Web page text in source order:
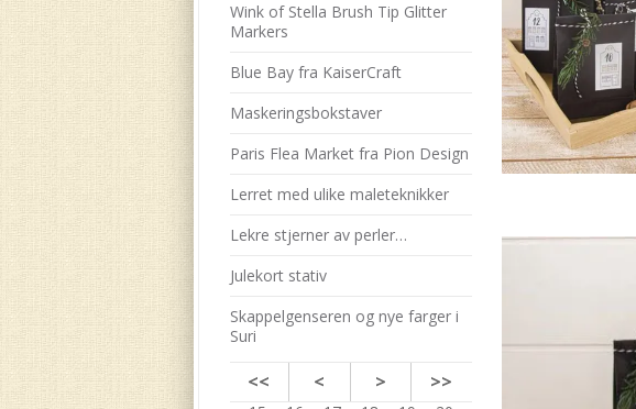
Wink of Stella Brush Tip Glitter
Markers
Blue Bay fra KaiserCraft
Maskeringsbokstaver
Paris Flea Market fra Pion Design
Lerret med ulike maleteknikker
Lekre stjerner av perler…
Julekort stativ
Skappelgenseren og nye farger i
Suri
<< < > >>